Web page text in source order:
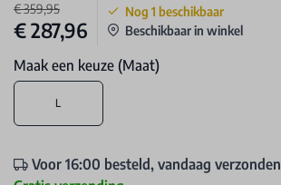
€ 359,95
€ 287,96
Nog 1 beschikbaar
Beschikbaar in winkel
Maak een keuze (Maat)
L
Voor 16:00 besteld, vandaag verzonden